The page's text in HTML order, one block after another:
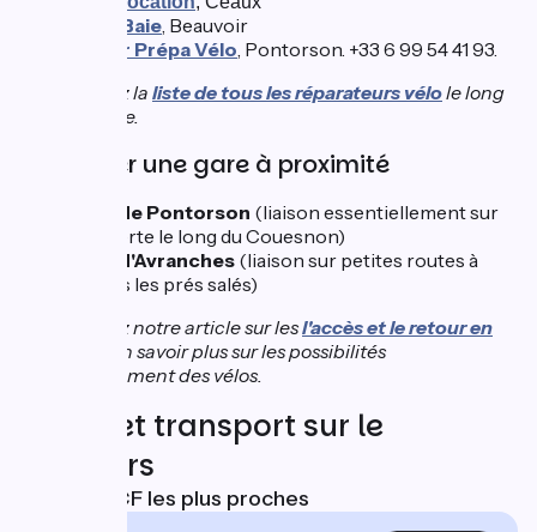
Bik’In Baie, Beauvoir
Atelier Prépa Vélo, Pontorson. +33 6 99 54 41 93.
Consultez la liste de tous les réparateurs vélole long
de l'itinéraire.
Trouver une gare à proximité
Gare de Pontorson (liaison essentiellement sur
voie verte le long du Couesnon)
Gare d'Avranches (liaison sur petites routes à
travers les prés salés)
Consultez notre article sur lesl'accès et le retour en
pour en savoir plus sur les possibilités
d'embarquement des vélos.
Trains et transport sur le
parcours
Gares SNCF les plus proches